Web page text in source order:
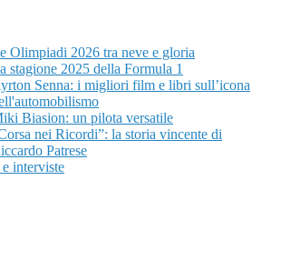
Olimpiadi 2026 tra neve e gloria
stagione 2025 della Formula 1
Senna: i migliori film e libri sull’icona
Biasion: un pilota versatile
nei Ricordi”: la storia vincente di
Patrese
interviste